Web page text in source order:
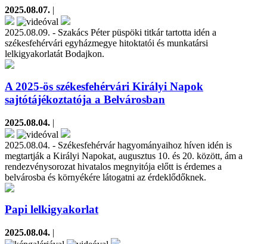
2025.08.07. |
2025.08.09. - Szakács Péter püspöki titkár tartotta idén a
székesfehérvári egyházmegye hitoktatói és munkatársi
lelkigyakorlatát Bodajkon.
A 2025-ös székesfehérvári Királyi Napok
sajtótájékoztatója a Belvárosban
2025.08.04. |
2025.08.04. - Székesfehérvár hagyományaihoz híven idén is
megtartják a Királyi Napokat, augusztus 10. és 20. között, ám a
rendezvénysorozat hivatalos megnyitója előtt is érdemes a
belvárosba és környékére látogatni az érdeklődőknek.
Papi lelkigyakorlat
2025.08.04. |